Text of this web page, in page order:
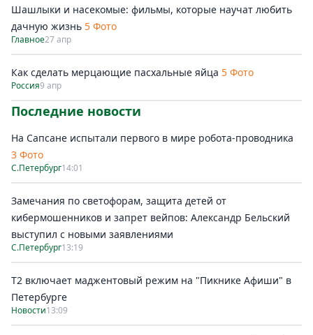
Шашлыки и насекомые: фильмы, которые научат любить
дачную жизнь 5 Фото
Главное27 апр
Как сделать мерцающие пасхальные яйца 5 Фото
Россия9 апр
Последние новости
На Сапсане испытали первого в мире робота-проводника
3 Фото
С.Петербург14:01
Замечания по светофорам, защита детей от
кибермошенников и запрет вейпов: Александр Бельский
выступил с новыми заявлениями
С.Петербург13:19
Т2 включает маджентовый режим на "Пикнике Афиши" в
Петербурге
Новости13:09